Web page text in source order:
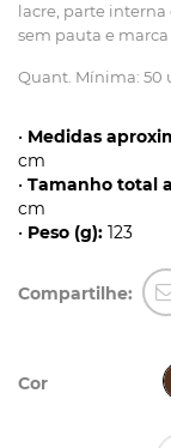
lacre, parte
sem pauta e
Quant. Mínima: 50
• Medidas
cm
• Tamanho total
cm
• Peso (g): 123
Compartilhe:
Cor